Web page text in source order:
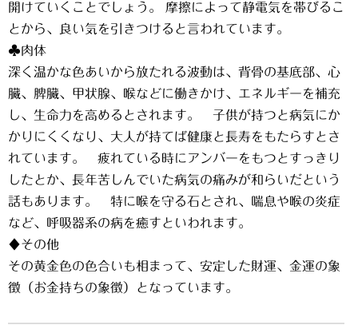
開けていくことでしょう。 摩擦によって静電気を帯びるこ
とから、良い気を引きつけると言われています。
♣肉体
深く温かな色あいから放たれる波動は、背骨の基底部、心
臓、脾臓、甲状腺、喉などに働きかけ、エネルギーを補充
し、生命力を高めるとされます。 子供が持つと病気にか
かりにくくなり、大人が持てば健康と長寿をもたらすとさ
れています。 疲れている時にアンバーをもつとすっきり
したとか、長年苦しんでいた病気の痛みが和らいだという
話もあります。 特に喉を守る石とされ、喘息や喉の炎症
など、呼吸器系の病を癒すといわれます。
♦その他
その黄金色の色合いも相まって、安定した財運、金運の象
徴（お金持ちの象徴）となっています。